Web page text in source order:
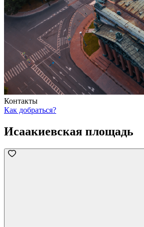
Контакты
Как добраться?
Исаакиевская площадь